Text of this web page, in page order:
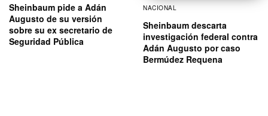
Sheinbaum pide a Adán
Augusto de su versión
sobre su ex secretario de
Seguridad Pública
NACIONAL
Sheinbaum descarta
investigación federal contra
Adán Augusto por caso
Bermúdez Requena